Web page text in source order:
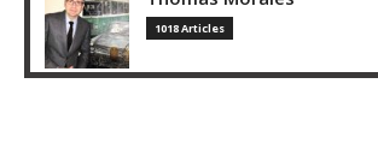
1018 Articles